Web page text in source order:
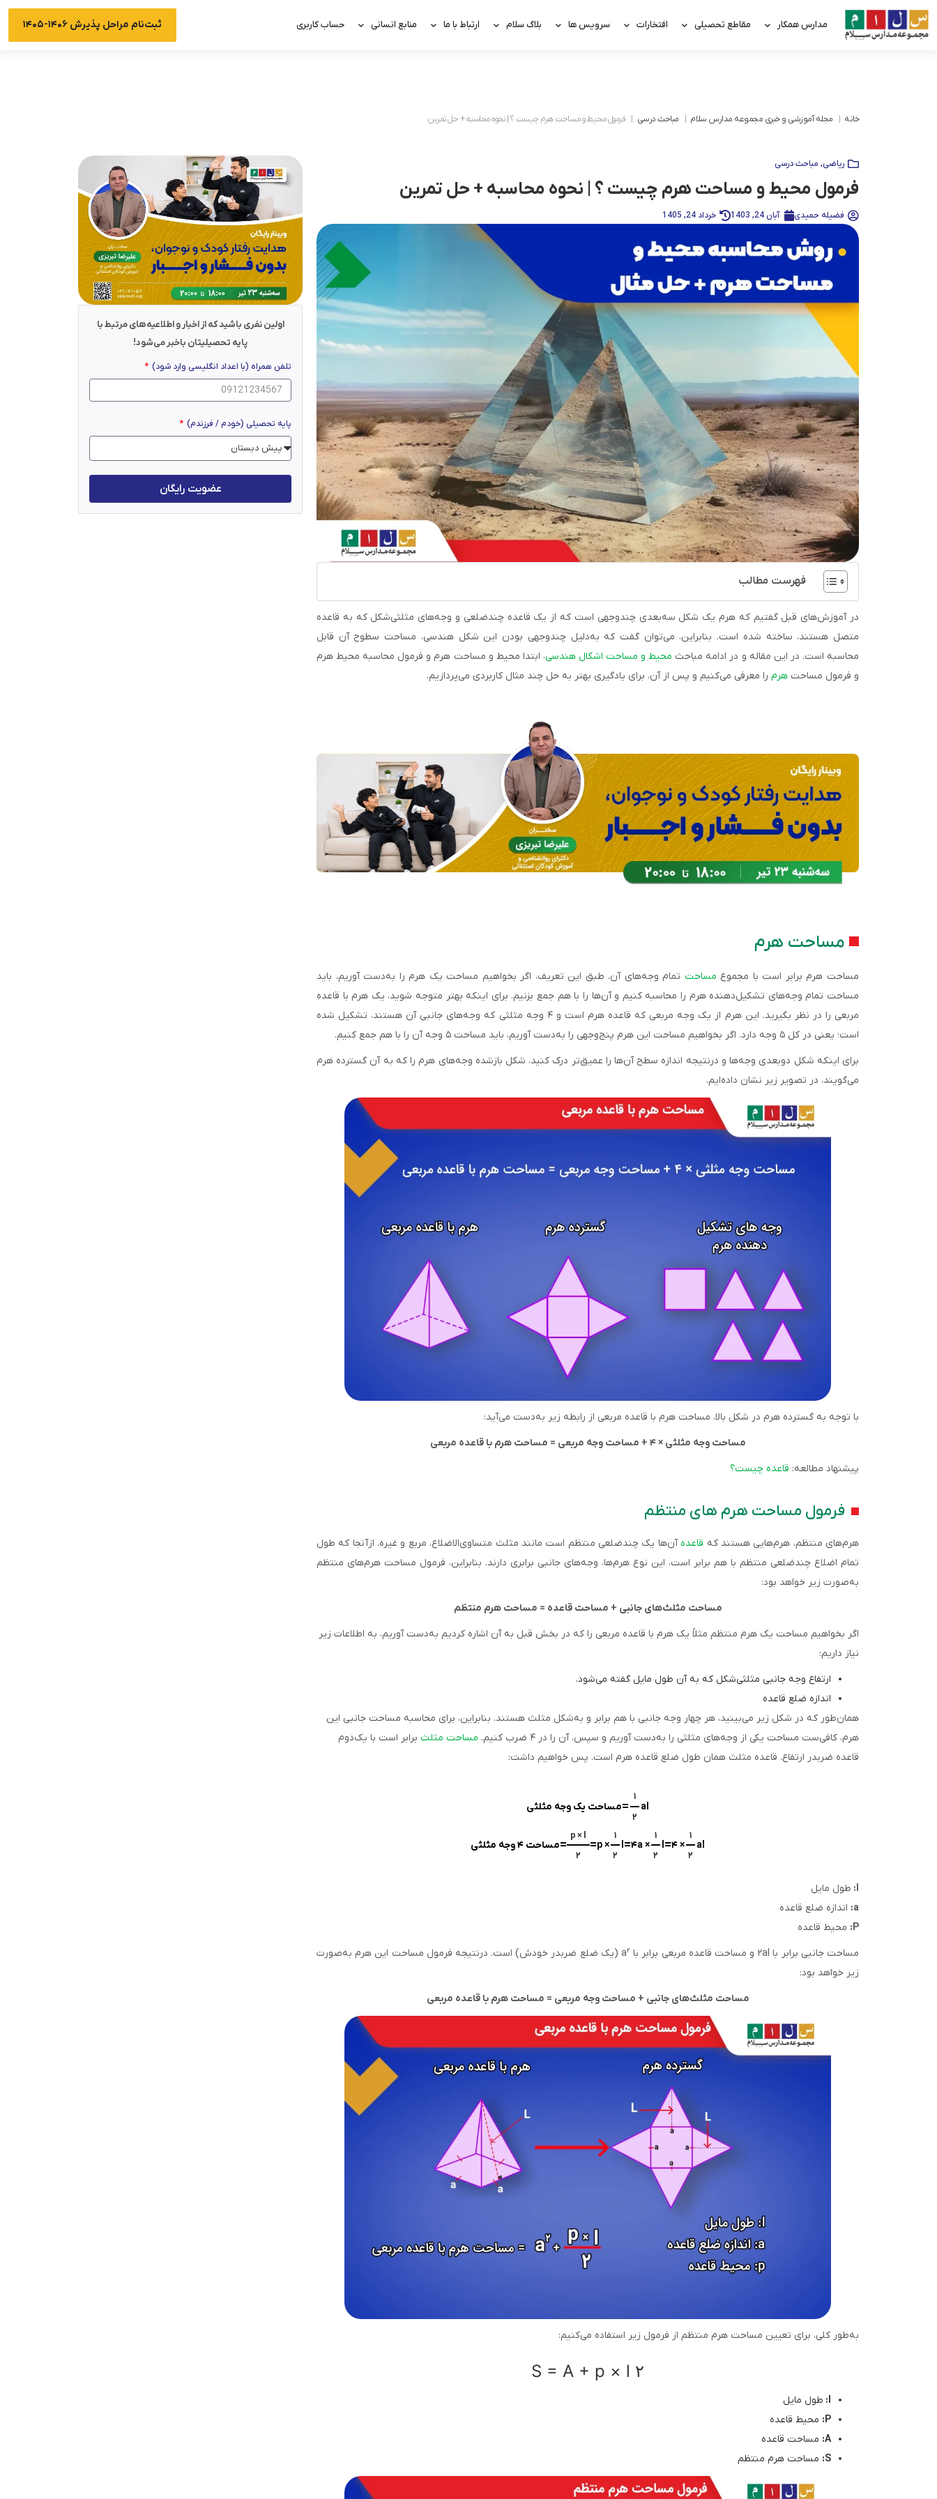
مدارس همکار مقاطع تحصیلی افتخارات سرویس ها بلاگ سلام ارتباط با ما منابع انسانی حساب کاربری ثبت‌نام مراحل پذیرش ۱۴۰۶-۱۴۰۵
خانه مجله آموزشی و خبری مجموعه مدارس سلام مباحث درسی فرمول محیط و مساحت هرم چیست ؟ | نحوه محاسبه + حل تمرین
ریاضی, مباحث درسی
فرمول محیط و مساحت هرم چیست ؟ | نحوه محاسبه + حل تمرین
فضیله حمیدی آبان 24, 1403 خرداد 24, 1405
فهرست مطالب
در آموزش‌های قبل گفتیم که هرم یک شکل سه‌بعدی چندوجهی است که از یک قاعده چندضلعی و وجه‌های مثلثی‌شکل که به قاعده
متصل هستند، ساخته شده است. بنابراین، می‌توان گفت که به‌دلیل چندوجهی بودن این شکل هندسی، مساحت سطوح آن قابل
محاسبه است. در این مقاله و در ادامه مباحث محیط و مساحت اشکال هندسی، ابتدا محیط و مساحت هرم و فرمول محاسبه محیط هرم
و فرمول مساحت هرم را معرفی می‌کنیم و پس از آن، برای یادگیری بهتر به حل چند مثال کاربردی می‌پردازیم.
مساحت هرم
مساحت هرم برابر است با مجموع مساحت تمام وجه‌های آن. طبق این تعریف، اگر بخواهیم مساحت یک هرم را به‌دست آوریم، باید
مساحت تمام وجه‌های تشکیل‌دهنده هرم را محاسبه کنیم و آن‌ها را با هم جمع بزنیم. برای اینکه بهتر متوجه شوید، یک هرم با قاعده
مربعی را در نظر بگیرید. این هرم از یک وجه مربعی که قاعده هرم است و ۴ وجه مثلثی که وجه‌های جانبی آن هستند، تشکیل شده
است؛ یعنی در کل ۵ وجه دارد. اگر بخواهیم مساحت این هرم پنج‌وجهی را به‌دست آوریم، باید مساحت ۵ وجه آن را با هم جمع کنیم.
برای اینکه شکل دوبعدی وجه‌ها و درنتیجه اندازه سطح آن‌ها را عمیق‌تر درک کنید، شکل بازشده وجه‌های هرم را که به آن گسترده هرم
می‌گویند، در تصویر زیر نشان داده‌ایم.
با توجه به گسترده هرم در شکل بالا، مساحت هرم با قاعده مربعی از رابطه زیر به‌دست می‌آید:
مساحت وجه مثلثی × ۴ + مساحت وجه مربعی = مساحت هرم با قاعده مربعی
پیشنهاد مطالعه: قاعده چیست؟
فرمول مساحت هرم های منتظم
هرم‌های منتظم، هرم‌هایی هستند که قاعدهآن‌ها یک چندضلعی منتظم است مانند مثلث متساوی‌الاضلاع، مربع و غیره. ازآنجا که طول
تمام اضلاع چندضلعی منتظم با هم برابر است، این نوع هرم‌ها، وجه‌های جانبی برابری دارند. بنابراین، فرمول مساحت هرم‌های منتظم
به‌صورت زیر خواهد بود:
مساحت مثلث‌های جانبی + مساحت قاعده = مساحت هرم منتظم
اگر بخواهیم مساحت یک هرم منتظم مثلاً یک هرم با قاعده مربعی را که در بخش قبل به آن اشاره کردیم به‌دست آوریم، به اطلاعات زیر
نیاز داریم:
ارتفاع وجه جانبی مثلثی‌شکل که به آن طول مایل گفته می‌شود.
اندازه ضلع قاعده
همان‌طور که در شکل زیر می‌بینید، هر چهار وجه جانبی با هم برابر و به‌شکل مثلث هستند. بنابراین، برای محاسبه مساحت جانبی این
هرم، کافی‌ست مساحت یکی از وجه‌های مثلثی را به‌دست آوریم و سپس، آن را در ۴ ضرب کنیم.
مساحت مثلث برابر است با یک‌دوم
قاعده ضربدر ارتفاع. قاعده مثلث همان طول ضلع قاعده هرم است. پس خواهیم داشت:
۱
۲
al
=مساحت یک وجه مثلثی
p × l
۲
=p ×
۱
۲
l=۴a ×
۱
۲
l=۴ ×
۱
۲
al
=مساحت ۴ وجه مثلثی
l: طول مایل
a: اندازه ضلع قاعده
P: محیط قاعده
مساحت جانبی برابر با ۲al و مساحت قاعده مربعی برابر با a
۲
(یک ضلع ضربدر خودش) است. درنتیجه فرمول مساحت این هرم به‌صورت
زیر خواهد بود:
مساحت مثلث‌های جانبی + مساحت وجه مربعی = مساحت هرم با قاعده مربعی
به‌طور کلی، برای تعیین مساحت هرم منتظم از فرمول زیر استفاده می‌کنیم:
S = A + p × l ۲
l: طول مایل
P: محیط قاعده
A: مساحت قاعده
S: مساحت هرم منتظم
اولین نفری باشید که از اخبار و اطلاعیه‌های مرتبط با
پایه تحصیلیتان باخبر می‌شود!
تلفن همراه (با اعداد انگلیسی وارد شود)
پایه تحصیلی (خودم / فرزندم)
عضویت رایگان